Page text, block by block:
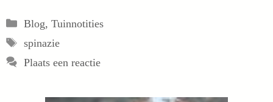
Categorieën
Blog, Tuinnotities
Tags
spinazie
Plaats een reactie